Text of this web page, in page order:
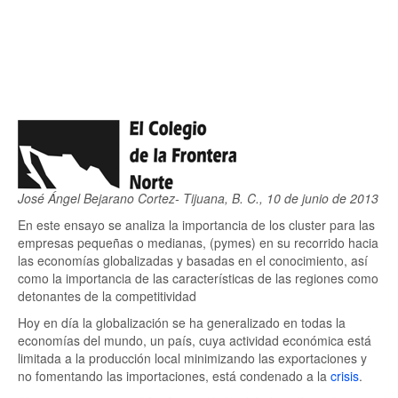
José Ángel Bejarano Cortez- Tijuana, B. C., 10 de junio de 2013
En este ensayo se analiza la importancia de los cluster para las
empresas pequeñas o medianas, (pymes) en su recorrido hacia
las economías globalizadas y basadas en el conocimiento, así
como la importancia de las características de las regiones como
detonantes de la competitividad
Hoy en día la globalización se ha generalizado en todas la
economías del mundo, un país, cuya actividad económica está
limitada a la producción local minimizando las exportaciones y
no fomentando las importaciones, está condenado a la crisis.